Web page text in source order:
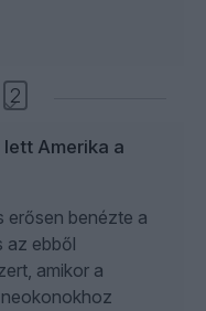
2
Amerika a
erősen benézte a
az ebből
amikor a